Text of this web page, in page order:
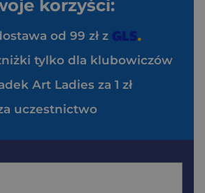
korzyści:
od 99 zł z
tylko dla klubowiczów
Art Ladies za 1 zł
uczestnictwo